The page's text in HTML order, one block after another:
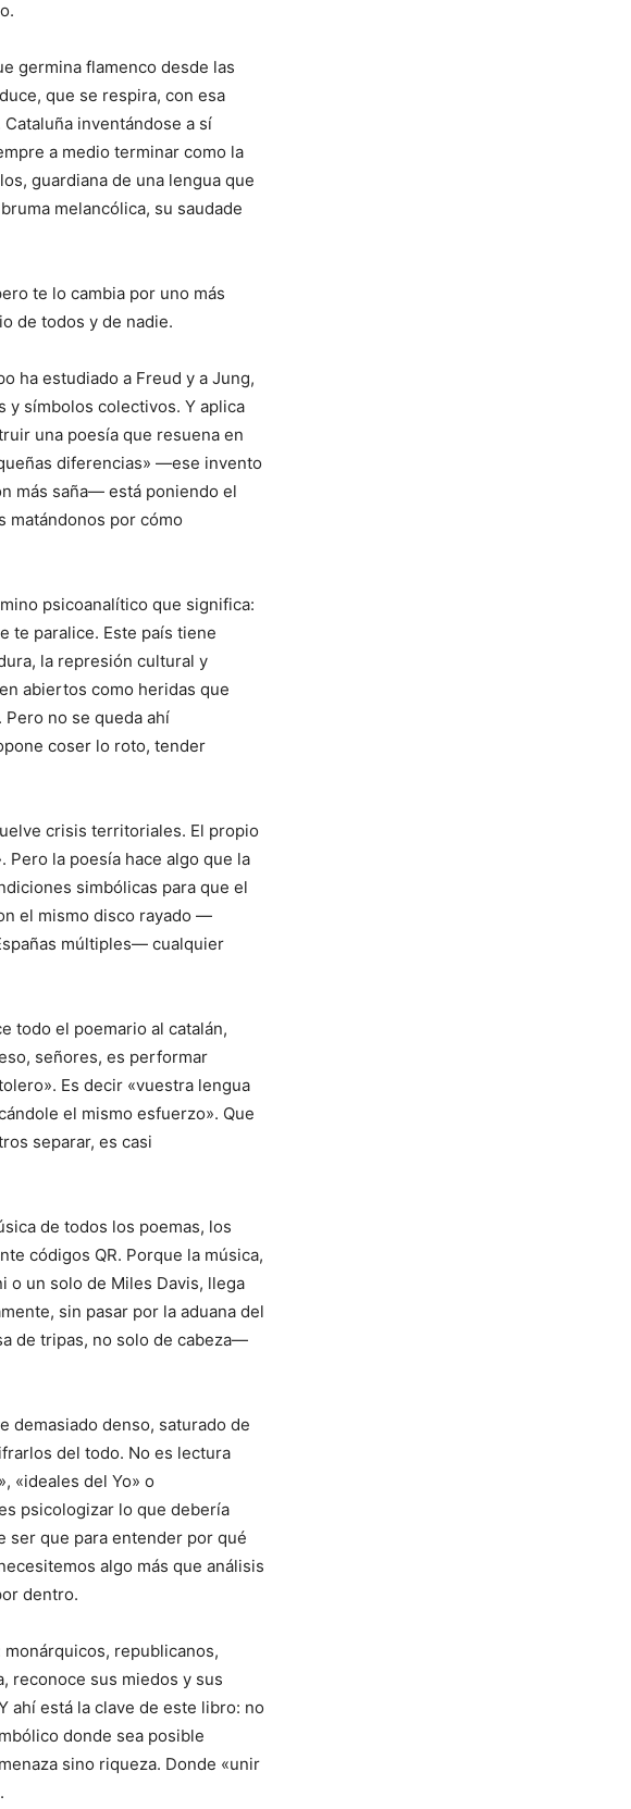
germina flamenco desde las
que se respira, con esa
inventándose a sí
a medio terminar como la
guardiana de una lengua que
melancólica, su saudade
te lo cambia por uno más
de todos y de nadie.
ha estudiado a Freud y a Jung,
y símbolos colectivos. Y aplica
una poesía que resuena en
diferencias» —ese invento
más saña— está poniendo el
matándonos por cómo
psicoanalítico que significa:
te paralice. Este país tiene
la represión cultural y
abiertos como heridas que
Pero no se queda ahí
coser lo roto, tender
crisis territoriales. El propio
Pero la poesía hace algo que la
simbólicas para que el
el mismo disco rayado —
múltiples— cualquier
todo el poemario al catalán,
señores, es performar
Es decir «vuestra lengua
el mismo esfuerzo». Que
separar, es casi
de todos los poemas, los
códigos QR. Porque la música,
o un solo de Miles Davis, llega
sin pasar por la aduana del
de tripas, no solo de cabeza—
demasiado denso, saturado de
del todo. No es lectura
«ideales del Yo» o
psicologizar lo que debería
ser que para entender por qué
algo más que análisis
dentro.
republicanos,
reconoce sus miedos y sus
ahí está la clave de este libro: no
donde sea posible
sino riqueza. Donde «unir